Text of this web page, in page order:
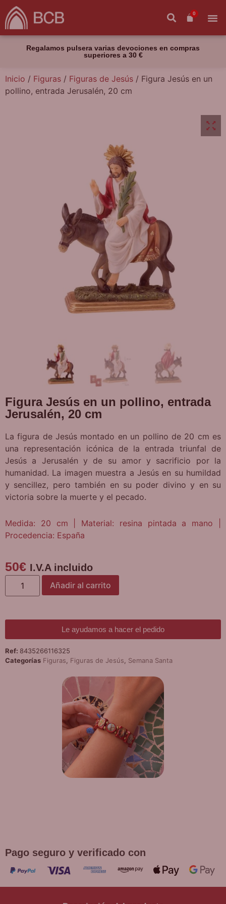
0
Regalamos pulsera varias devociones en compras
superiores a 30 €
Inicio / Figuras / Figuras de Jesús / Figura Jesús en un
pollino, entrada Jerusalén, 20 cm
Figura Jesús en un pollino, entrada
Jerusalén, 20 cm
La figura de Jesús montado en un pollino de 20 cm es
una representación icónica de la entrada triunfal de
Jesús a Jerusalén y de su amor y sacrificio por la
humanidad. La imagen muestra a Jesús en su humildad
y sencillez, pero también en su poder divino y en su
victoria sobre la muerte y el pecado.
Medida: 20 cm | Material: resina pintada a mano |
Procedencia: España
50€ I.V.A incluido
Añadir al carrito
Le ayudamos a hacer el pedido
Ref: 8435266116325
Categorías Figuras Figuras de Jesús Semana Santa
Pago seguro y verificado con